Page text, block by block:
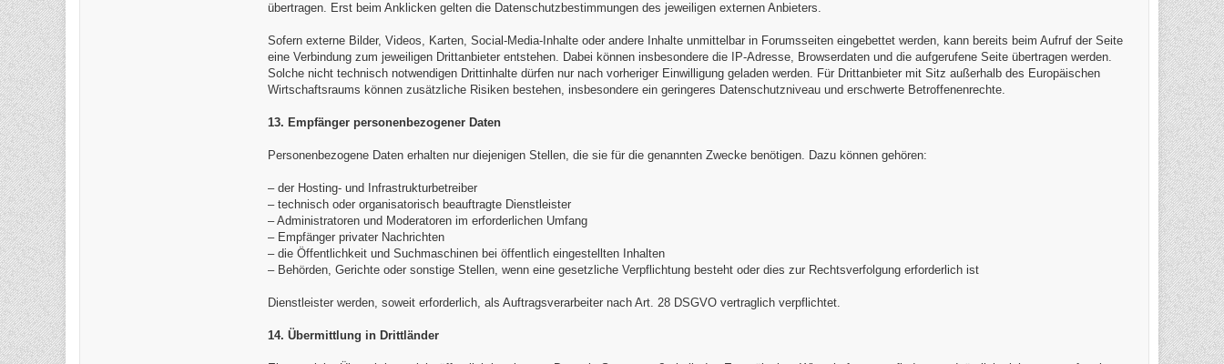
übertragen. Erst beim Anklicken gelten die Datenschutzbestimmungen des jeweiligen externen Anbieters.
Sofern externe Bilder, Videos, Karten, Social-Media-Inhalte oder andere Inhalte unmittelbar in Forumsseiten eingebettet werden, kann bereits beim Aufruf der Seite
eine Verbindung zum jeweiligen Drittanbieter entstehen. Dabei können insbesondere die IP-Adresse, Browserdaten und die aufgerufene Seite übertragen werden.
Solche nicht technisch notwendigen Drittinhalte dürfen nur nach vorheriger Einwilligung geladen werden. Für Drittanbieter mit Sitz außerhalb des Europäischen
Wirtschaftsraums können zusätzliche Risiken bestehen, insbesondere ein geringeres Datenschutzniveau und erschwerte Betroffenenrechte.
13. Empfänger personenbezogener Daten
Personenbezogene Daten erhalten nur diejenigen Stellen, die sie für die genannten Zwecke benötigen. Dazu können gehören:
– der Hosting- und Infrastrukturbetreiber
– technisch oder organisatorisch beauftragte Dienstleister
– Administratoren und Moderatoren im erforderlichen Umfang
– Empfänger privater Nachrichten
– die Öffentlichkeit und Suchmaschinen bei öffentlich eingestellten Inhalten
– Behörden, Gerichte oder sonstige Stellen, wenn eine gesetzliche Verpflichtung besteht oder dies zur Rechtsverfolgung erforderlich ist
Dienstleister werden, soweit erforderlich, als Auftragsverarbeiter nach Art. 28 DSGVO vertraglich verpflichtet.
14. Übermittlung in Drittländer